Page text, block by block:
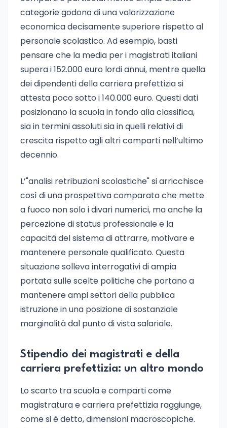
categorie godono di una valorizzazione
economica decisamente superiore rispetto al
personale scolastico. Ad esempio, basti
pensare che la media per i magistrati italiani
supera i 152.000 euro lordi annui, mentre quella
dei dipendenti della carriera prefettizia si
attesta poco sotto i 140.000 euro. Questi dati
posizionano la scuola in fondo alla classifica,
sia in termini assoluti sia in quelli relativi di
crescita rispetto agli altri comparti nell’ultimo
decennio.
L’"analisi retribuzioni scolastiche" si arricchisce
così di una prospettiva comparata che mette
a fuoco non solo i divari numerici, ma anche la
percezione di status professionale e la
capacità del sistema di attrarre, motivare e
mantenere personale qualificato. Questa
situazione solleva interrogativi di ampia
portata sulle scelte politiche che portano a
mantenere ampi settori della pubblica
istruzione in una posizione di sostanziale
marginalità dal punto di vista salariale.
Stipendio dei magistrati e della
carriera prefettizia: un altro mondo
Lo scarto tra scuola e comparti come
magistratura e carriera prefettizia raggiunge,
come si è detto, dimensioni macroscopiche.